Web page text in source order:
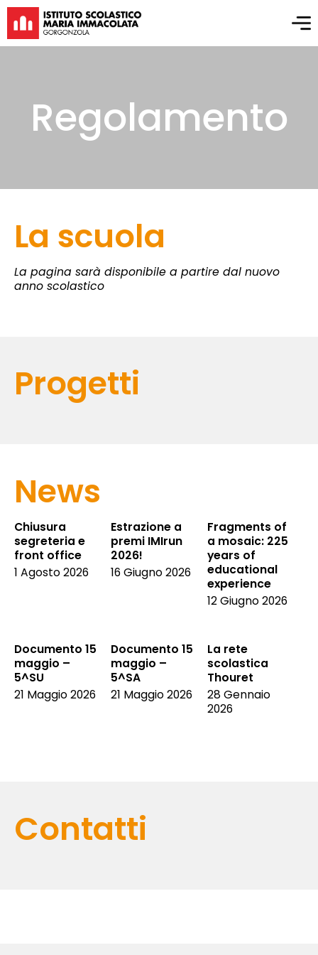
Regolamento
La scuola
La pagina sarà disponibile a partire dal nuovo
anno scolastico
Progetti
News
Chiusura
segreteria e
front office
1 Agosto 2026
Estrazione a
premi IMIrun
2026!
16 Giugno 2026
Fragments of
a mosaic: 225
years of
educational
experience
12 Giugno 2026
Documento 15
maggio –
5^SU
21 Maggio 2026
Documento 15
maggio –
5^SA
21 Maggio 2026
La rete
scolastica
Thouret
28 Gennaio
2026
Contatti